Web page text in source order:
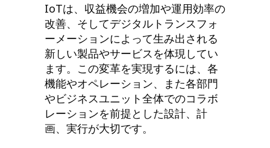
IoTは、収益機会の増加や運用効率の
改善、そしてデジタルトランスフォ
ーメーションによって生み出される
新しい製品やサービスを体現してい
ます。この変革を実現するには、各
機能やオペレーション、また各部門
やビジネスユニット全体でのコラボ
レーションを前提とした設計、計
画、実行が大切です。